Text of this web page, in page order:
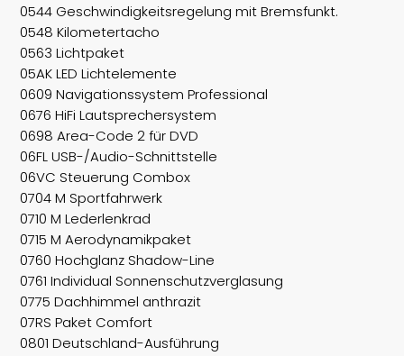
0544 Geschwindigkeitsregelung mit Bremsfunkt.
0548 Kilometertacho
0563 Lichtpaket
05AK LED Lichtelemente
0609 Navigationssystem Professional
0676 HiFi Lautsprechersystem
0698 Area-Code 2 für DVD
06FL USB-/Audio-Schnittstelle
06VC Steuerung Combox
0704 M Sportfahrwerk
0710 M Lederlenkrad
0715 M Aerodynamikpaket
0760 Hochglanz Shadow-Line
0761 Individual Sonnenschutzverglasung
0775 Dachhimmel anthrazit
07RS Paket Comfort
0801 Deutschland-Ausführung